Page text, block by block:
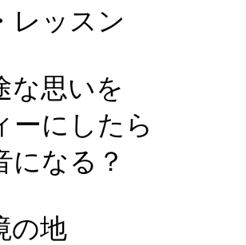
レッスン
な思いを
ーにしたら
になる？
の地